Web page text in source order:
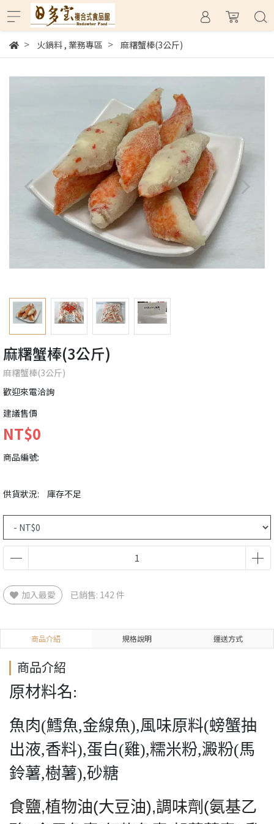
火鍋料, 業務專區 麻糬蟹棒(3公斤)
麻糬蟹棒(3公斤)
麻糬蟹棒(3公斤)
歡迎來電洽詢
建議售價
NT$0
商品編號:
供貨狀況: 庫存不足
加入最愛 已銷售: 142 件
商品介紹 規格說明 運送方式
商品介紹
原材料名:
魚肉(鱈魚,金線魚),風味原料(螃蟹抽
出液,香料),蛋白(雞),糯米粉,澱粉(馬
鈴薯,樹薯),砂糖
食鹽,植物油(大豆油),調味劑(氨基乙